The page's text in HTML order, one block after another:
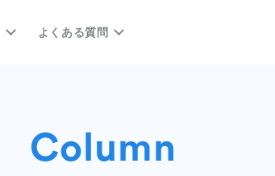
よくある質問
Column